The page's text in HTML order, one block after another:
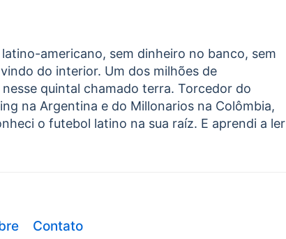
americano, sem dinheiro no banco, sem
do interior. Um dos milhões de
quintal chamado terra. Torcedor do
na Argentina e do Millonarios na Colômbia,
o futebol latino na sua raíz. E aprendi a ler
Contato